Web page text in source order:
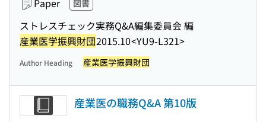
Paper 図書
ストレスチェック実務Q&A編集委員会 編
産業医学振興財団2015.10<YU9-L321>
Author Heading 産業医学振興財団
産業医の職務Q&A 第10版